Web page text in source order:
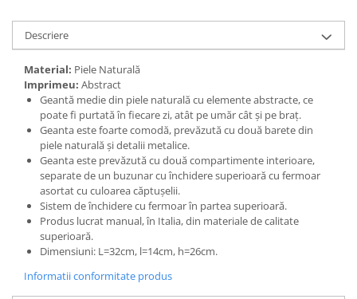
Descriere
Material: Piele Naturală
Imprimeu: Abstract
Geantă medie din piele naturală cu elemente abstracte, ce
poate fi purtată în fiecare zi, atât pe umăr cât și pe braț.
Geanta este foarte comodă, prevăzută cu două barete din
piele naturală și detalii metalice.
Geanta este prevăzută cu două compartimente interioare,
separate de un buzunar cu închidere superioară cu fermoar
asortat cu culoarea căptușelii.
Sistem de închidere cu fermoar în partea superioară.
Produs lucrat manual, în Italia, din materiale de calitate
superioară.
Dimensiuni: L=32cm, l=14cm, h=26cm.
Informatii conformitate produs